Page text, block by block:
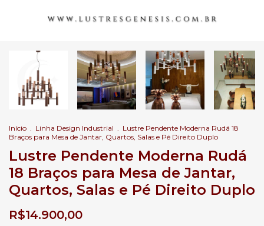
Início . Linha Design Industrial . Lustre Pendente Moderna Rudá 18
Braços para Mesa de Jantar, Quartos, Salas e Pé Direito Duplo
Lustre Pendente Moderna Rudá
18 Braços para Mesa de Jantar,
Quartos, Salas e Pé Direito Duplo
R$14.900,00